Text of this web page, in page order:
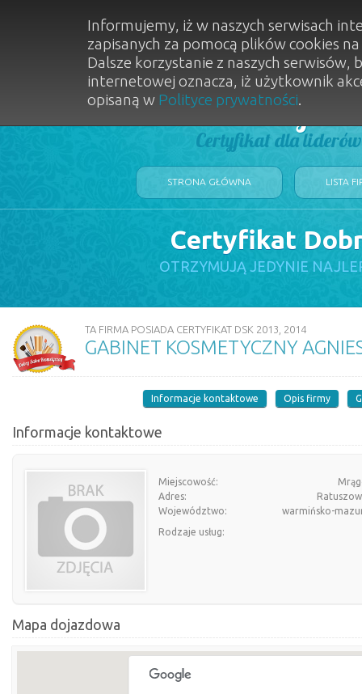
Dobry
Certyfikat dla
STRONA GŁÓWNA LISTA
Certyfikat
OTRZYMUJĄ JEDYNIE
TA FIRMA POSIADA CERTYFIKAT DSK 2013, 2014
GABINET KOSMETYCZNY
Informacje kontaktowe Opis firmy
Informacje kontaktowe
Miejscowość:
Adres:
Województwo:
warmińsko-
Rodzaje usług:
Mapa dojazdowa
Informujemy, iż w naszych serwisach
zapisanych za pomocą plików cookies
Dalsze korzystanie z naszych
internetowej oznacza, iż użytkownik
opisaną w Polityce prywatności.